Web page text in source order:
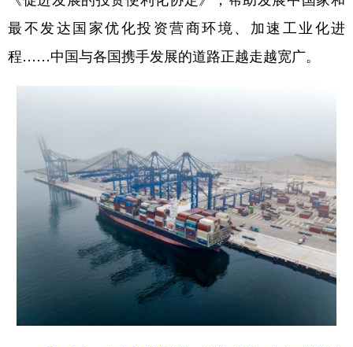
最不发达国家优化投资营商环境、加速工业化进
程……中国与各国携手发展的道路正越走越宽广。